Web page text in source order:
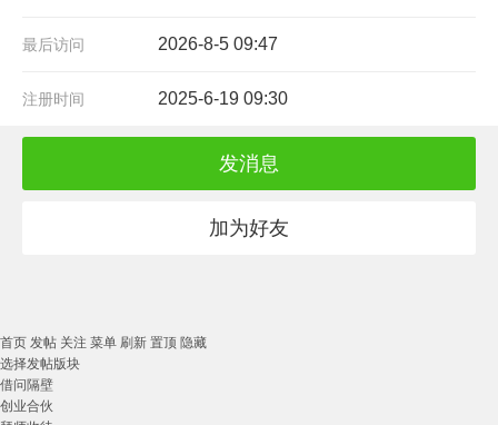
2026-8-5 09:47
最后访问
2025-6-19 09:30
注册时间
发消息
加为好友
首页 发帖 关注 菜单 刷新 置顶 隐藏
选择发帖版块
借问隔壁
创业合伙